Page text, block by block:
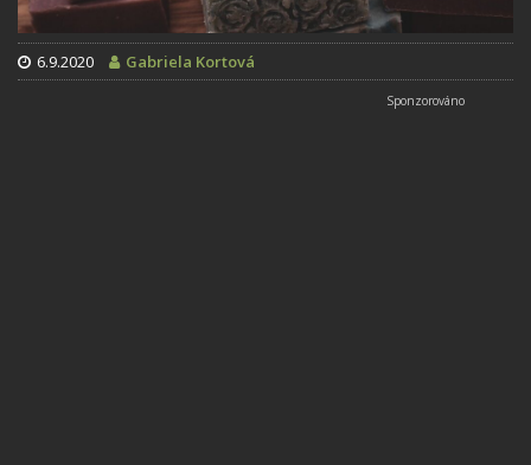
6.9.2020 Gabriela Kortová